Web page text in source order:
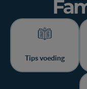
Tips voeding